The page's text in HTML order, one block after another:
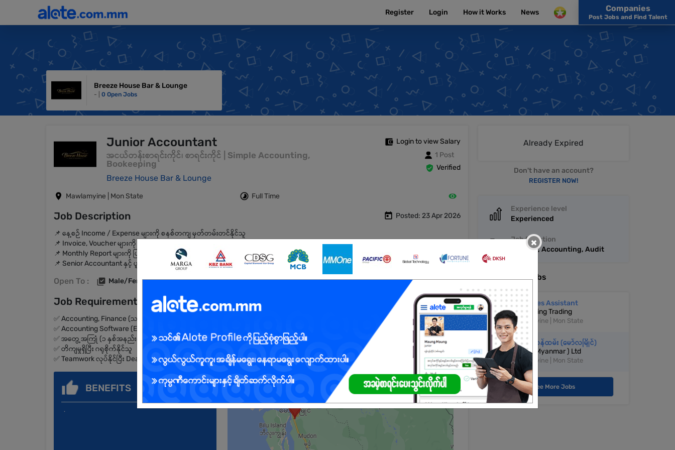
Register Login How it Works News Companies
Post Jobs and Find Talent
Breeze House Bar & Lounge
- | 0 Open Jobs
Junior Accountant
အငယ်တန်းစာရင်းကိုင်၊ စာရင်းကိုင် | Simple Accounting,
Bookeeping
Breeze House Bar & Lounge
Login to view Salary
1 Post
Verified
Mawlamyine | Mon State Full Time
Job Description Posted: 23 Apr 2026
📌 နေ့စဉ် Income / Expense များကို စနစ်တကျ မှတ်တမ်းတင်နိုင်သူ
📌 Invoice, Voucher များကို စနစ်တကျ စီမံခန့်ခွဲနိုင်သူ
📌 Monthly Report များကို ပြုစုနိုင်သူ
📌 Senior Accountant နှင့် ပူးပေါင်းလုပ်ကိုင်နိုင်သူ
Open To : Male/Female
Job Requirements
✅ Accounting, Finance (သက်ဆိုင်ရာ ဘွဲ့/ဒီပလိုမာ) ရှိသူ
✅ Accounting Software (Excel, QuickBooks etc.) အသုံးပြုနိုင်သူ
✅ အတွေ့အကြုံ (၁ နှစ်အနည်းဆုံး) ရှိသူ ဦးစားပေး
✅ တိကျမှုရှိပြီး ဂရုစိုက်နိုင်သူ
✅ Teamwork လုပ်နိုင်ပြီး Deadline ကို လိုက်နာနိုင်သူ
BENEFITS
.
Already Expired
Don't have an account?
REGISTER NOW!
Experience level
Experienced
Job Function
Finance, Accounting, Audit
More Similar Jobs
Tele Sales Assistant
Mobile King Trading
Mawlamyine | Mon State
အရောင်းဝန်ထမ်း (မော်လမြိုင်)
DKSH ( Myanmar ) Ltd
Mawlamyine | Mon State
See More Jobs
×